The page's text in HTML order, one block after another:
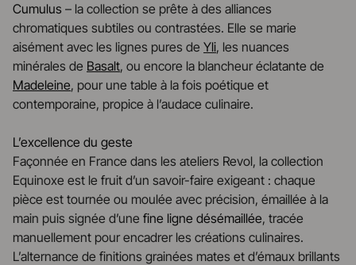
Cumulus – la collection se prête à des alliances
chromatiques subtiles ou contrastées. Elle se marie
aisément avec les lignes pures de Yli, les nuances
minérales de Basalt, ou encore la blancheur éclatante de
Madeleine, pour une table à la fois poétique et
contemporaine, propice à l’audace culinaire.
L’excellence du geste
Façonnée en France dans les ateliers Revol, la collection
Equinoxe est le fruit d’un savoir-faire exigeant : chaque
pièce est tournée ou moulée avec précision, émaillée à la
main puis signée d’une fine ligne désémaillée, tracée
manuellement pour encadrer les créations culinaires.
L’alternance de finitions grainées mates et d’émaux brillants